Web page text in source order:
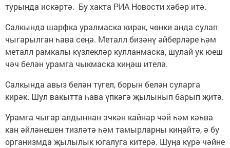
турында искәртә. Бу хакта РИА Новости хәбәр итә.
Салкында шарфка уралмаска кирәк, чөнки анда сулап
чыгарылган һава сеңә. Металл бизәнү әйберләре һәм
металл рамкалы күзлекләр кулланмаска, шулай ук юеш
чәч белән урамга чыкмаска киңәш ителә.
Салкында авыз белән түгел, борын белән суларга
кирәк. Шул вакытта һава үпкәгә җылынып барып җитә.
Урамга чыгар алдыннан эчкән кайнар чәй һәм кәһва
кан әйләнешен тизләтә һәм тамырларны киңәйтә, ә бу
организмда җылылык югалуга китерә. Шуңа күрә чәйне